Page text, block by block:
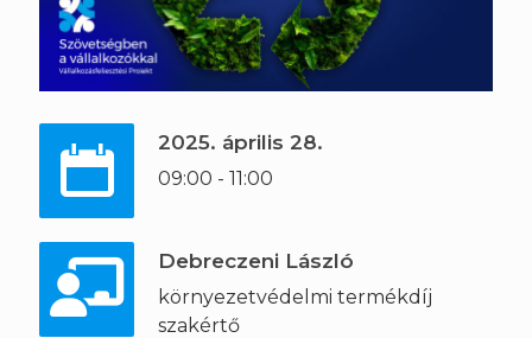
2025. április 28.
09:00 - 11:00
Debreczeni László
környezetvédelmi termékdíj
szakértő